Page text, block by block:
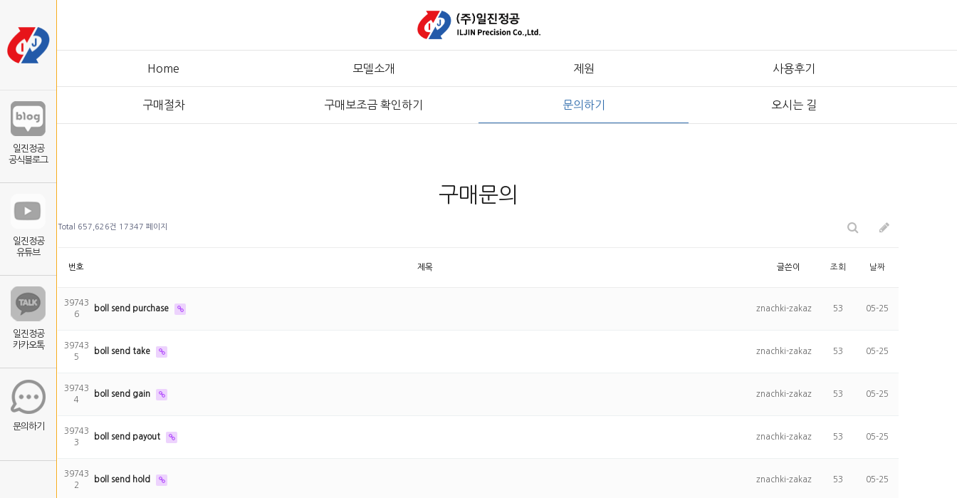
Home 모델소개 제원 사용후기
구매절차 구매보조금 확인하기 문의하기 오시는 길
구매문의
Total 657,626건 17347 페이지
번호 제목 글쓴이 조회 날짜
39743
6
boll send purchase znachki-zakaz 53 05-25
39743
5
boll send take znachki-zakaz 53 05-25
39743
4
boll send gain znachki-zakaz 53 05-25
39743
3
boll send payout znachki-zakaz 53 05-25
39743
2
boll send hold znachki-zakaz 53 05-25
일진정공
공식블로그
일진정공
유튜브
일진정공
카카오톡
문의하기